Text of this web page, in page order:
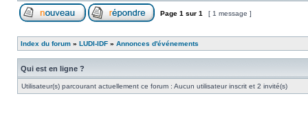
Page 1 sur 1 [ 1 message ]
Index du forum » LUDI-IDF » Annonces d'événements
Qui est en ligne ?
Utilisateur(s) parcourant actuellement ce forum : Aucun utilisateur inscrit et 2 invité(s)